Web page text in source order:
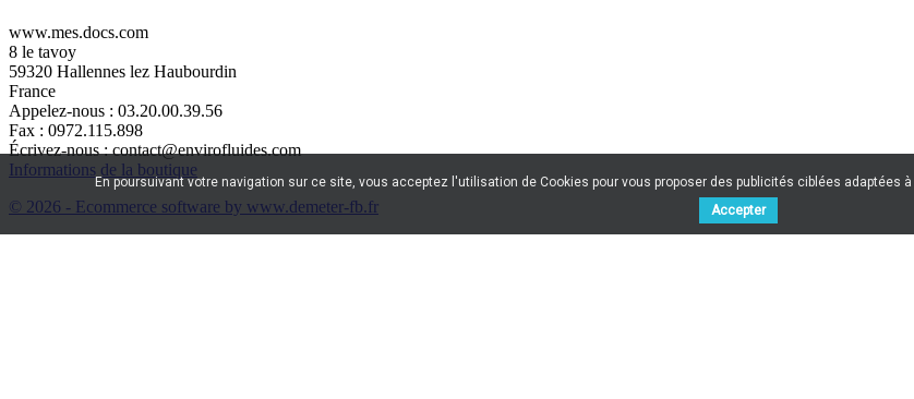
www.mes.docs.com
8 le tavoy
59320 Hallennes lez Haubourdin
France
Appelez-nous : 03.20.00.39.56
Fax : 0972.115.898
Écrivez-nous :contact@envirofluides.com
Informations de la boutique
© 2026 - Ecommerce software by www.demeter-fb.fr
En poursuivant votre navigation sur ce site, vous acceptez l'utilisation de Cookies pour vous proposer des publicités ciblées
Accepter